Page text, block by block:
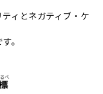
ィとネガティブ・ケ
。